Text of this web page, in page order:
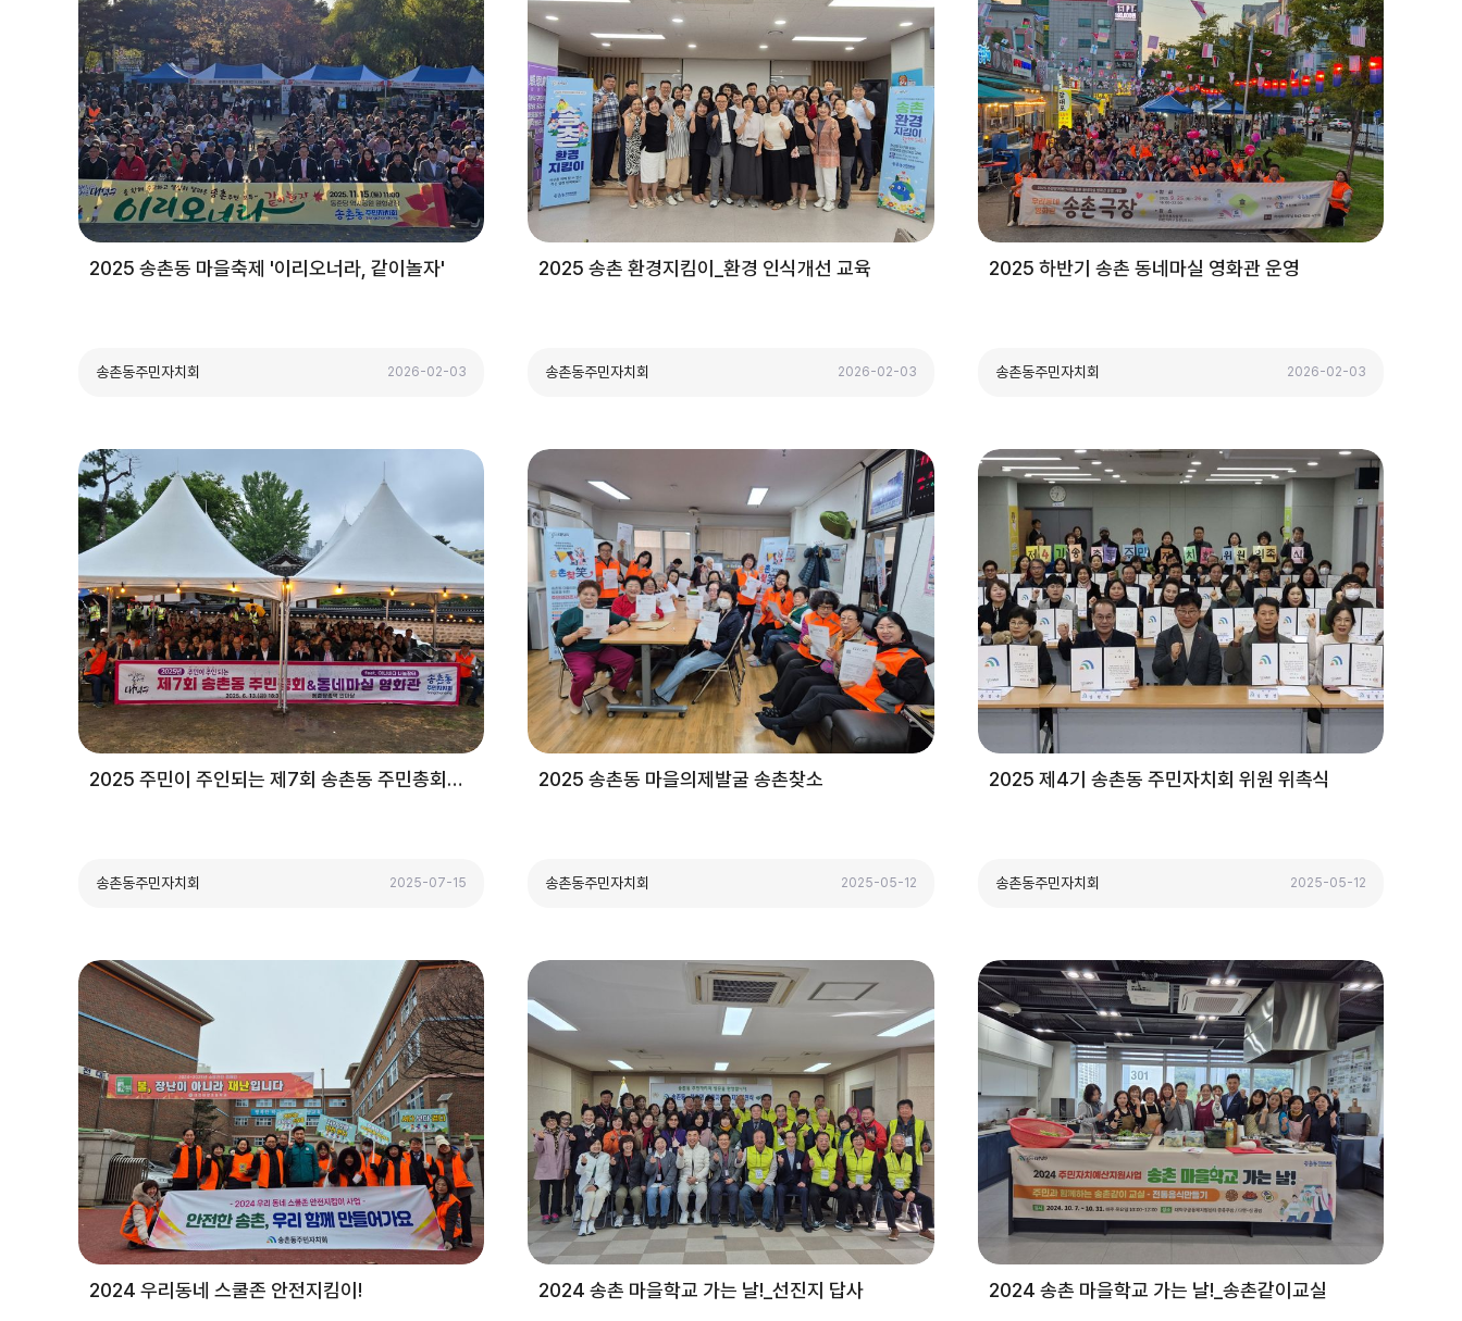
2025 송촌동 마을축제 '이리오너라, 같이놀자'
송촌동주민자치회 2026-02-03
2025 송촌 환경지킴이_환경 인식개선 교육
송촌동주민자치회 2026-02-03
2025 하반기 송촌 동네마실 영화관 운영
송촌동주민자치회 2026-02-03
2025 주민이 주인되는 제7회 송촌동 주민총회&동네마실 영화관(feat.아나바다 나눔장터...
송촌동주민자치회 2025-07-15
2025 송촌동 마을의제발굴 송촌찾소
송촌동주민자치회 2025-05-12
2025 제4기 송촌동 주민자치회 위원 위촉식
송촌동주민자치회 2025-05-12
2024 우리동네 스쿨존 안전지킴이! 2024 송촌 마을학교 가는 날!_선진지 답사 2024 송촌 마을학교 가는 날!_송촌같이교실